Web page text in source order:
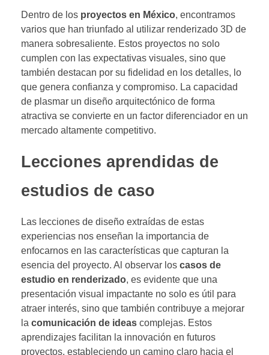
Dentro de los proyectos en México, encontramos
varios que han triunfado al utilizar renderizado 3D de
manera sobresaliente. Estos proyectos no solo
cumplen con las expectativas visuales, sino que
también destacan por su fidelidad en los detalles, lo
que genera confianza y compromiso. La capacidad
de plasmar un diseño arquitectónico de forma
atractiva se convierte en un factor diferenciador en un
mercado altamente competitivo.
Lecciones aprendidas de
estudios de caso
Las lecciones de diseño extraídas de estas
experiencias nos enseñan la importancia de
enfocarnos en las características que capturan la
esencia del proyecto. Al observar los casos de
estudio en renderizado, es evidente que una
presentación visual impactante no solo es útil para
atraer interés, sino que también contribuye a mejorar
la comunicación de ideas complejas. Estos
aprendizajes facilitan la innovación en futuros
proyectos, estableciendo un camino claro hacia el